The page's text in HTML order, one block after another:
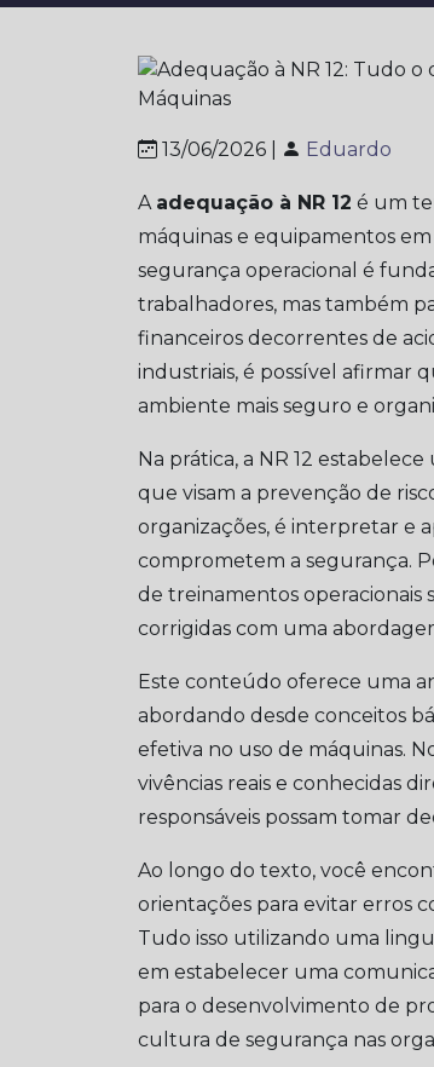
13/06/2026 | Eduardo
A adequação à NR 12 é um
máquinas e equipamentos em
segurança operacional é
trabalhadores, mas também
financeiros decorrentes de
industriais, é possível afirmar
ambiente mais seguro e
Na prática, a NR 12
que visam a prevenção de
organizações, é interpretar e
comprometem a segurança.
de treinamentos operacionais
corrigidas com uma
Este conteúdo oferece uma
abordando desde conceitos
efetiva no uso de máquinas.
vivências reais e conhecidas
responsáveis possam tomar
Ao longo do texto, você
orientações para evitar erros
Tudo isso utilizando uma
em estabelecer uma
para o desenvolvimento de
cultura de segurança nas